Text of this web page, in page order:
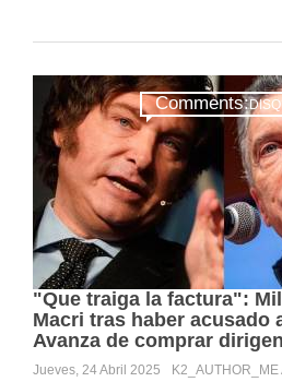
Comments:
"Que traiga la factura":
Macri tras haber acusado
Avanza de comprar
Jueves, 24 Abril 2025 K2_AUTHOR_ME